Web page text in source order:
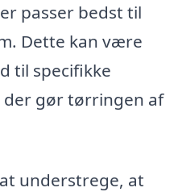
passer bedst til
Dette kan være
til specifikke
gør tørringen af
understrege, at